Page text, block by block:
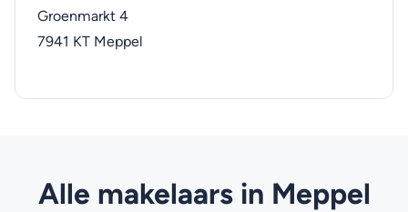
Groenmarkt 4
7941 KT Meppel
Alle makelaars in Meppel